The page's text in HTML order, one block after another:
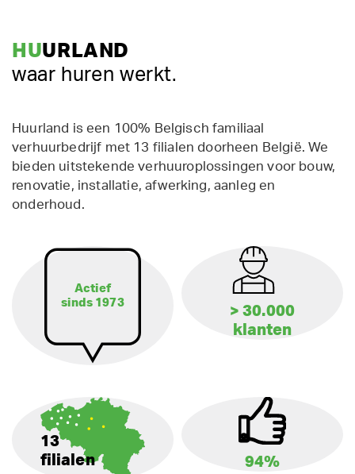
HUURLAND
waar huren werkt.
Huurland is een 100% Belgisch familiaal
verhuurbedrijf met 13 filialen doorheen België. We
bieden uitstekende verhuuroplossingen voor bouw,
renovatie, installatie, afwerking, aanleg en
onderhoud.
Actief
sinds 1973
> 30.000
klanten
13
filialen
94%